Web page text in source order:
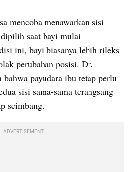
mencoba menawarkan sisi
saat bayi mulai
ini, bayi biasanya lebih rileks
perubahan posisi. Dr.
bahwa payudara ibu tetap perlu
sisi sama-sama terangsang
seimbang.
ADVERTISEMENT